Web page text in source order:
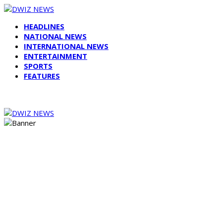
HEADLINES
NATIONAL NEWS
INTERNATIONAL NEWS
ENTERTAINMENT
SPORTS
FEATURES